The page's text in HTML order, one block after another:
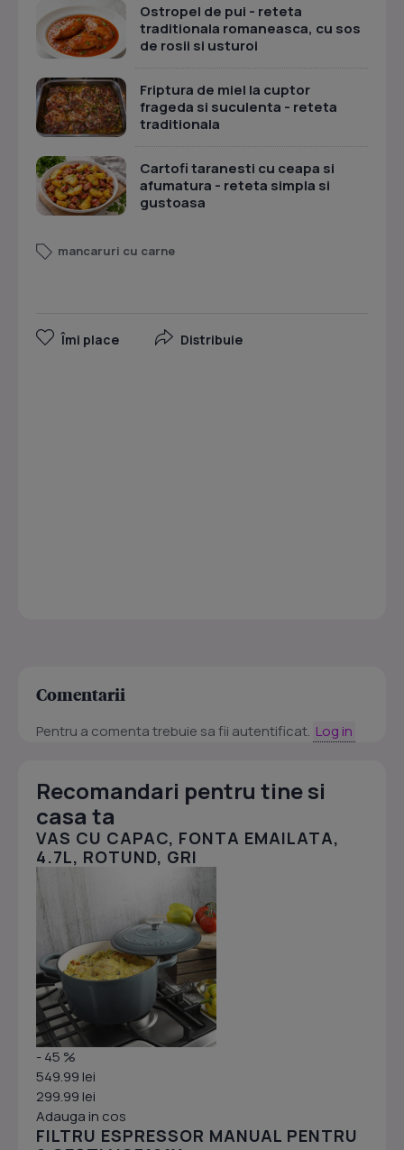
Ostropel de pui - reteta
traditionala romaneasca, cu sos
de rosii si usturoi
Friptura de miel la cuptor
frageda si suculenta - reteta
traditionala
Cartofi taranesti cu ceapa si
afumatura - reteta simpla si
gustoasa
mancaruri cu carne
Îmi place Distribuie
Comentarii
Pentru a comenta trebuie sa fii autentificat. Log in
Recomandari pentru tine si
casa ta
VAS CU CAPAC, FONTA EMAILATA,
4.7L, ROTUND, GRI
- 45 %
549.99 lei
299.99 lei
Adauga in cos
FILTRU ESPRESSOR MANUAL PENTRU